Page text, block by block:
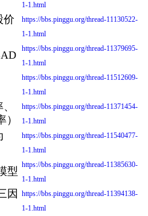
1-1.html
价
https://bbs.pinggu.org/thread-11130522-
1-1.html
https://bbs.pinggu.org/thread-11379695-
1-1.html
https://bbs.pinggu.org/thread-11512609-
1-1.html
https://bbs.pinggu.org/thread-11371454-
1-1.html
https://bbs.pinggu.org/thread-11540477-
1-1.html
型
https://bbs.pinggu.org/thread-11385630-
1-1.html
因
https://bbs.pinggu.org/thread-11394138-
1-1.html